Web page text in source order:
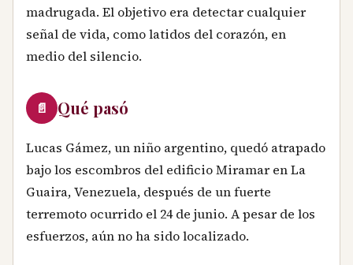
madrugada. El objetivo era detectar cualquier
señal de vida, como latidos del corazón, en
medio del silencio.
📄 Qué pasó
Lucas Gámez, un niño argentino, quedó atrapado
bajo los escombros del edificio Miramar en La
Guaira, Venezuela, después de un fuerte
terremoto ocurrido el 24 de junio. A pesar de los
esfuerzos, aún no ha sido localizado.